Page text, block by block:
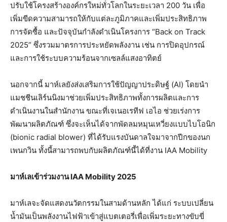
ปรับใช้โครงสร้างองค์กรใหม่ทั่วโลกในระยะเวลา 200 วัน เพื่อ
เพิ่มขีดความสามารถให้กับแต่ละภูมิภาคและเพิ่มประสิทธิภาพ
การจัดซื้อ และปัจจุบันกำลังดำเนินโครงการ “Back on Track
2025” ซึ่งรวมมาตรการประหยัดพลังงาน เช่น การปิดอุปกรณ์
และการใช้ระบบความร้อนจากเซลล์แสงอาทิตย์
นอกจากนี้ มาห์เลยังส่งเสริมการใช้ปัญญาประดิษฐ์ (AI) โดยนำ
แมชชีนเลิร์นนิงมาช่วยเพิ่มประสิทธิภาพทั้งการผลิตและการ
ดำเนินงานในสำนักงาน ขณะที่เจเนอเรทีฟ เอไอ ช่วยเร่งการ
พัฒนาผลิตภัณฑ์ ซึ่งจะเห็นได้จากพัดลมหมุนเหวี่ยงแบบไบโอนิก
(bionic radial blower) ที่ได้รับแรงบันดาลใจมาจากปีกของนก
เพนกวิน ทั้งนี้สามารถพบกับผลิตภัณฑ์นี้ได้ที่งาน IAA Mobility
มาห์เลเข้าร่วมงาน IAA Mobility 2025
มาห์เลจะจัดแสดงนวัตกรรมในสามด้านหลัก ได้แก่ ระบบเปลี่ยน
น้ำมันเป็นพลังงานไฟฟ้าเข้าสู่แบตเตอรี่เพื่อเพิ่มระยะทางขับขี่